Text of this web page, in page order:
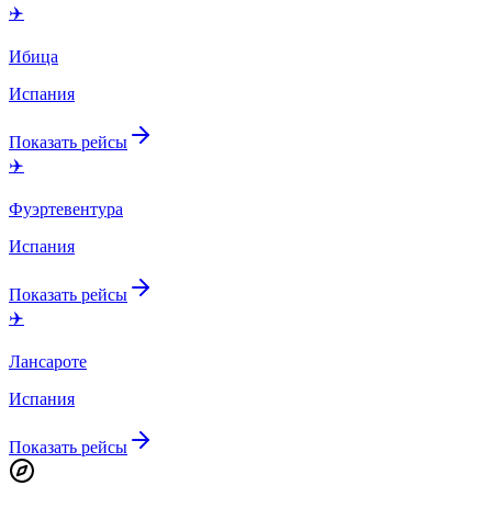
✈️
Ибица
Испания
Показать рейсы
✈️
Фуэртевентура
Испания
Показать рейсы
✈️
Лансароте
Испания
Показать рейсы